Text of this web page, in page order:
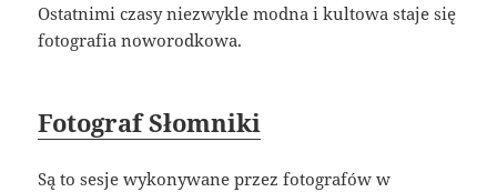
Ostatnimi czasy niezwykle modna i kultowa staje się
fotografia noworodkowa.
Fotograf Słomniki
Są to sesje wykonywane przez fotografów w